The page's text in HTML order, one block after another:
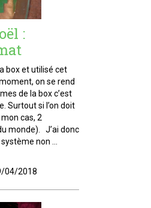
:
box et utilisé cet
on se rend
de la box c’est
Surtout si l’on doit
cas, 2
monde). J’ai donc
non …
04/2018